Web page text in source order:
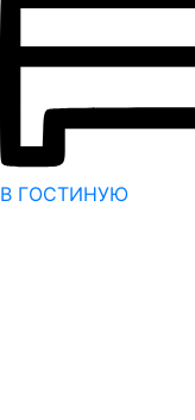
В ГОСТИНУЮ